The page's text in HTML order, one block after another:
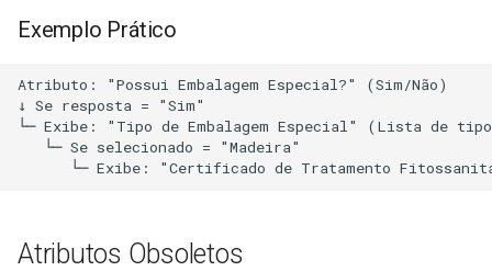
Exemplo Prático
Atributo: "Possui Embalagem Especial?" (Sim/Não)
↓ Se resposta = "Sim"
└─ Exibe: "Tipo de Embalagem Especial" (Lista de
   └─ Se selecionado = "Madeira"
Atributos Obsoletos